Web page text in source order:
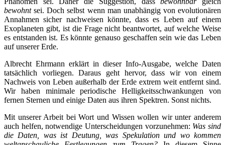
bewohntsei. Doch selbst wenn man unabhängig von evolutionären
Annahmen sicher nachweisen könnte, dass es Leben auf einem
Exoplaneten gibt, ist die Frage nicht beantwortet, auf welche Weise
es entstanden ist. Es könnte genauso geschaffen sein wie das Leben
auf unserer Erde.
Albrecht Ehrmann erklärt in dieser Info-Ausgabe, welche Daten
tatsächlich vorliegen. Daraus geht hervor, dass wir von einem
Nachweis von Leben außerhalb der Erde extrem weit entfernt sind.
Wir haben minimale periodische Helligkeitsschwankungen von
fernen Sternen und einige Daten aus ihren Spektren. Sonst nichts.
Mit unserer Arbeit bei Wort und Wissen wollen wir unter anderem
auch helfen, notwendige Unterscheidungen vorzunehmen: Was sind
die Daten, was ist Deutung, was Spekulation und wo kommen